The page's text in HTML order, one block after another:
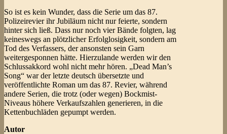
So ist es kein Wunder, dass die Serie um das 87.
Polizeirevier ihr Jubiläum nicht nur feierte, sondern
hinter sich ließ. Dass nur noch vier Bände folgten, lag
keineswegs an plötzlicher Erfolglosigkeit, sondern am
Tod des Verfassers, der ansonsten sein Garn
weitergesponnen hätte. Hierzulande werden wir den
Schlussakkord wohl nicht mehr hören. „Dead Man’s
Song“ war der letzte deutsch übersetzte und
veröffentlichte Roman um das 87. Revier, während
andere Serien, die trotz (oder wegen) Bockmist-
Niveaus höhere Verkaufszahlen generieren, in die
Kettenbuchläden gepumpt werden.
Autor